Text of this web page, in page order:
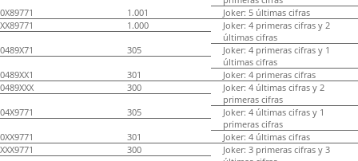
0X89771
1.001
Joker: 5 últimas cifras
XX89771
1.000
Joker: 4 primeras cifras y 2
últimas cifras
0489X71
305
Joker: 4 primeras cifras y 1
últimas cifras
0489XX1
301
Joker: 4 primeras cifras
0489XXX
300
Joker: 4 últimas cifras y 2
primeras cifras
04X9771
305
Joker: 4 últimas cifras y 1
primeras cifras
0XX9771
301
Joker: 4 últimas cifras
XXX9771
300
Joker: 3 primeras cifras y 3